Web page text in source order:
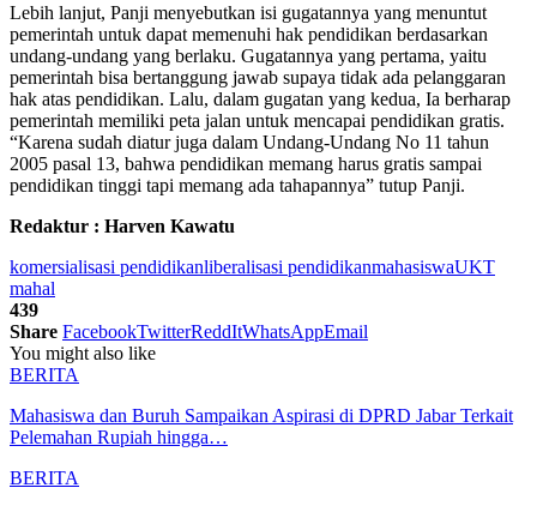
Lebih lanjut, Panji menyebutkan isi gugatannya yang menuntut
pemerintah untuk dapat memenuhi hak pendidikan berdasarkan
undang-undang yang berlaku. Gugatannya yang pertama, yaitu
pemerintah bisa bertanggung jawab supaya tidak ada pelanggaran
hak atas pendidikan. Lalu, dalam gugatan yang kedua, Ia berharap
pemerintah memiliki peta jalan untuk mencapai pendidikan gratis.
“Karena sudah diatur juga dalam Undang-Undang No 11 tahun
2005 pasal 13, bahwa pendidikan memang harus gratis sampai
pendidikan tinggi tapi memang ada tahapannya” tutup Panji.
Redaktur : Harven Kawatu
komersialisasi pendidikanliberalisasi pendidikanmahasiswaUKT
mahal
439
Share FacebookTwitterReddItWhatsAppEmail
You might also like
BERITA
Mahasiswa dan Buruh Sampaikan Aspirasi di DPRD Jabar Terkait
Pelemahan Rupiah hingga…
BERITA